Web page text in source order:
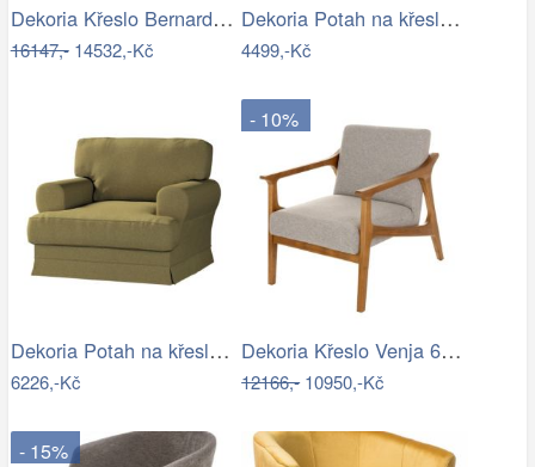
Dekoria Křeslo Bernard béžový, 67 x 73…
16147,-14532,-Kč
Dekoria Potah na křeslo IKEA Ektorp,…
4499,-Kč
Dekoria Potah na křeslo IKEA Ekeskog,…
6226,-Kč
- 10%
Dekoria Křeslo Venja 66x88x82cm, 66 x…
12166,-10950,-Kč
- 15%